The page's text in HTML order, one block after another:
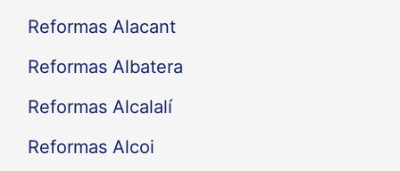
Reformas Alacant
Reformas Albatera
Reformas Alcalalí
Reformas Alcoi